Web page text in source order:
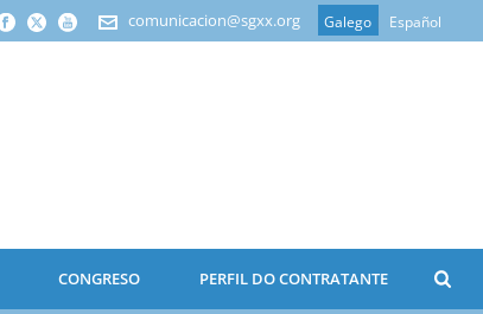
Galego Español
comunicacion@sgxx.org
CONGRESO PERFIL DO CONTRATANTE